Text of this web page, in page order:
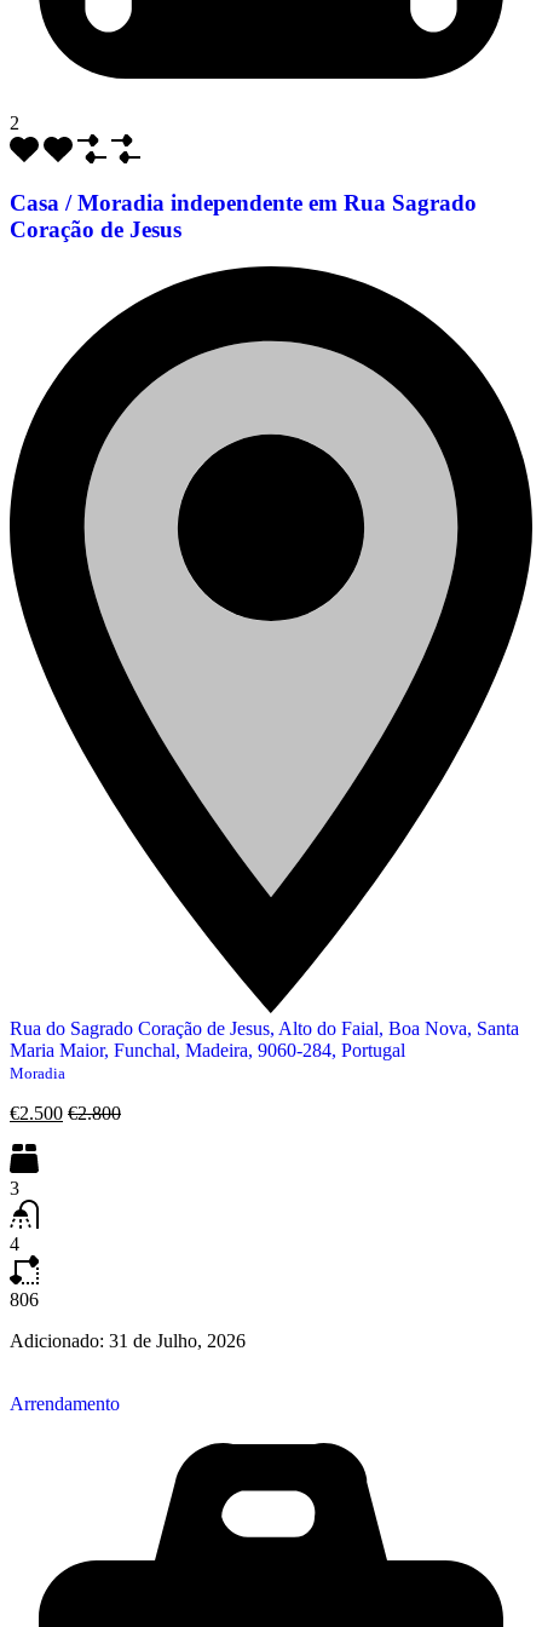
2
Casa / Moradia independente em Rua Sagrado
Coração de Jesus
Rua do Sagrado Coração de Jesus, Alto do Faial, Boa Nova, Santa
Maria Maior, Funchal, Madeira, 9060-284, Portugal
Moradia
€2.500 €2.800
3
4
806
Adicionado: 31 de Julho, 2026
Arrendamento